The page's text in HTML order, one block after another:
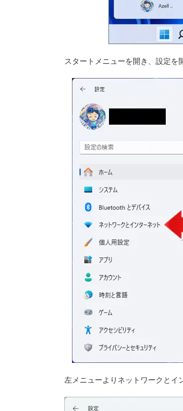
スタートメニューを開き、設定を
左メニューよりネットワークとイ